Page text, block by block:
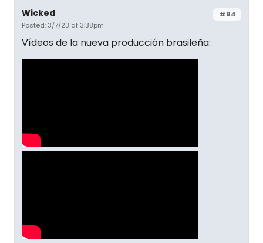
#84
Wicked
Posted: 3/7/23 at 3:38pm
Vídeos de la nueva producción brasileña: